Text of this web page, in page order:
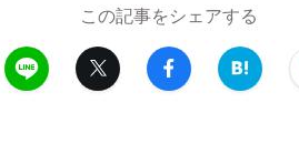
この記事をシェアする